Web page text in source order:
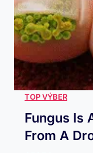
Fungus Is
From A